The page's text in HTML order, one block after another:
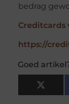
bedrag
Creditcards
https://
Goed
X